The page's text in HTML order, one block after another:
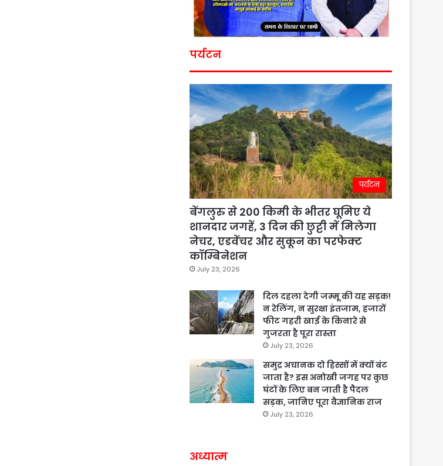
पर्यटन
पर्यटन
बेंगलुरु से 200 किमी के भीतर घूमिए ये
शानदार जगहें, 3 दिन की छुट्टी में मिलेगा
नेचर, एडवेंचर और सुकून का परफेक्ट
कॉम्बिनेशन
July 23, 2026
दिल दहला देगी जम्मू की यह सड़क!
न रेलिंग, न सुरक्षा इंतजाम, हजारों
फीट गहरी खाई के किनारे से
गुजरता है पूरा रास्ता
July 23, 2026
समुद्र अचानक दो हिस्सों में क्यों बंट
जाता है? इस अनोखी जगह पर कुछ
घंटों के लिए बन जाती है पैदल
सड़क, जानिए पूरा वैज्ञानिक राज
July 23, 2026
अध्यात्म